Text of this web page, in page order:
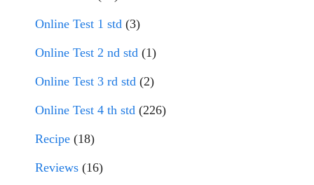
Online Test 1 std (3)
Online Test 2 nd std (1)
Online Test 3 rd std (2)
Online Test 4 th std (226)
Recipe (18)
Reviews (16)